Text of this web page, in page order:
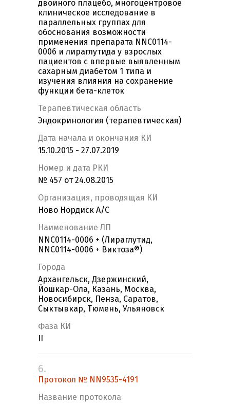
двойного плацебо, многоцентровое
клиническое исследование в
параллельных группах для
обоснования возможности
применения препарата NNC0114-
0006 и лираглутида у взрослых
пациентов с впервые выявленным
сахарным диабетом 1 типа и
изучения влияния на сохранение
функции бета-клеток
Терапевтическая область
Эндокринология (терапевтическая)
Дата начала и окончания КИ
15.10.2015 - 27.07.2019
Номер и дата РКИ
№ 457 от 24.08.2015
Организация, проводящая КИ
Ново Нордиск А/С
Наименование ЛП
NNC0114-0006 + (Лираглутид,
NNC0114-0006 + Виктоза®)
Города
Архангельск, Дзержинский,
Йошкар-Ола, Казань, Москва,
Новосибирск, Пенза, Саратов,
Сыктывкар, Тюмень, Ульяновск
Фаза КИ
6.
Протокол № NN9535-4191
Название протокола